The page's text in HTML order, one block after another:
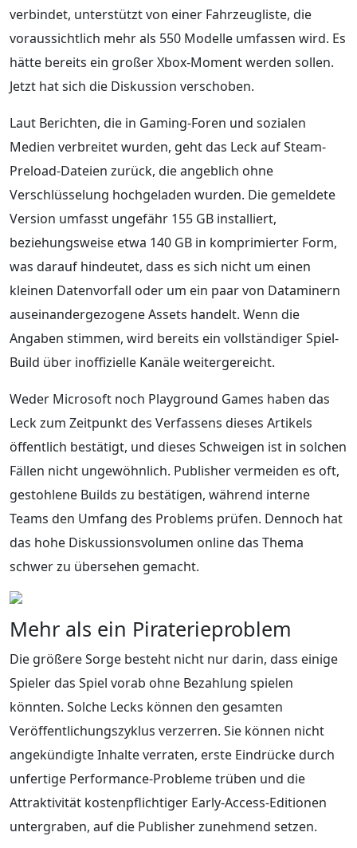
verbindet, unterstützt von einer Fahrzeugliste, die
voraussichtlich mehr als 550 Modelle umfassen wird. Es
hätte bereits ein großer Xbox-Moment werden sollen.
Jetzt hat sich die Diskussion verschoben.
Laut Berichten, die in Gaming-Foren und sozialen
Medien verbreitet wurden, geht das Leck auf Steam-
Preload-Dateien zurück, die angeblich ohne
Verschlüsselung hochgeladen wurden. Die gemeldete
Version umfasst ungefähr 155 GB installiert,
beziehungsweise etwa 140 GB in komprimierter Form,
was darauf hindeutet, dass es sich nicht um einen
kleinen Datenvorfall oder um ein paar von Dataminern
auseinandergezogene Assets handelt. Wenn die
Angaben stimmen, wird bereits ein vollständiger Spiel-
Build über inoffizielle Kanäle weitergereicht.
Weder Microsoft noch Playground Games haben das
Leck zum Zeitpunkt des Verfassens dieses Artikels
öffentlich bestätigt, und dieses Schweigen ist in solchen
Fällen nicht ungewöhnlich. Publisher vermeiden es oft,
gestohlene Builds zu bestätigen, während interne
Teams den Umfang des Problems prüfen. Dennoch hat
das hohe Diskussionsvolumen online das Thema
schwer zu übersehen gemacht.
Mehr als ein Piraterieproblem
Die größere Sorge besteht nicht nur darin, dass einige
Spieler das Spiel vorab ohne Bezahlung spielen
könnten. Solche Lecks können den gesamten
Veröffentlichungszyklus verzerren. Sie können nicht
angekündigte Inhalte verraten, erste Eindrücke durch
unfertige Performance-Probleme trüben und die
Attraktivität kostenpflichtiger Early-Access-Editionen
untergraben, auf die Publisher zunehmend setzen.